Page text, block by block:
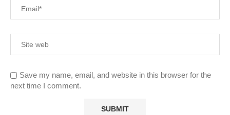
Save my name, email, and website in this browser for the
next time I comment.